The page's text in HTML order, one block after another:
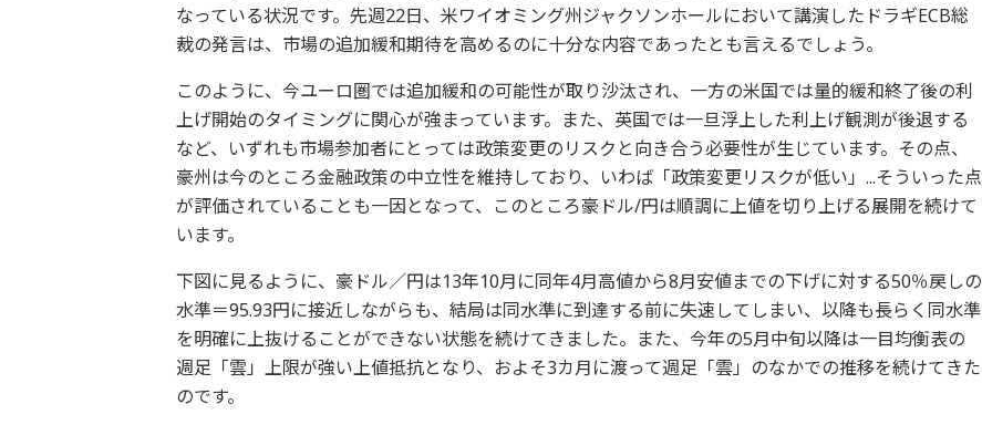
なっている状況です。先週22日、米ワイオミング州ジャクソンホールにおいて講演したドラギECB総
裁の発言は、市場の追加緩和期待を高めるのに十分な内容であったとも言えるでしょう。
このように、今ユーロ圏では追加緩和の可能性が取り沙汰され、一方の米国では量的緩和終了後の利
上げ開始のタイミングに関心が強まっています。また、英国では一旦浮上した利上げ観測が後退する
など、いずれも市場参加者にとっては政策変更のリスクと向き合う必要性が生じています。その点、
豪州は今のところ金融政策の中立性を維持しており、いわば「政策変更リスクが低い」...そういった点
が評価されていることも一因となって、このところ豪ドル/円は順調に上値を切り上げる展開を続けて
います。
下図に見るように、豪ドル／円は13年10月に同年4月高値から8月安値までの下げに対する50％戻しの
水準＝95.93円に接近しながらも、結局は同水準に到達する前に失速してしまい、以降も長らく同水準
を明確に上抜けることができない状態を続けてきました。また、今年の5月中旬以降は一目均衡表の
週足「雲」上限が強い上値抵抗となり、およそ3カ月に渡って週足「雲」のなかでの推移を続けてきた
のです。